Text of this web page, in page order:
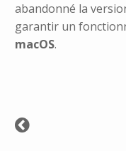
abandonné la
garantir un
macOS.